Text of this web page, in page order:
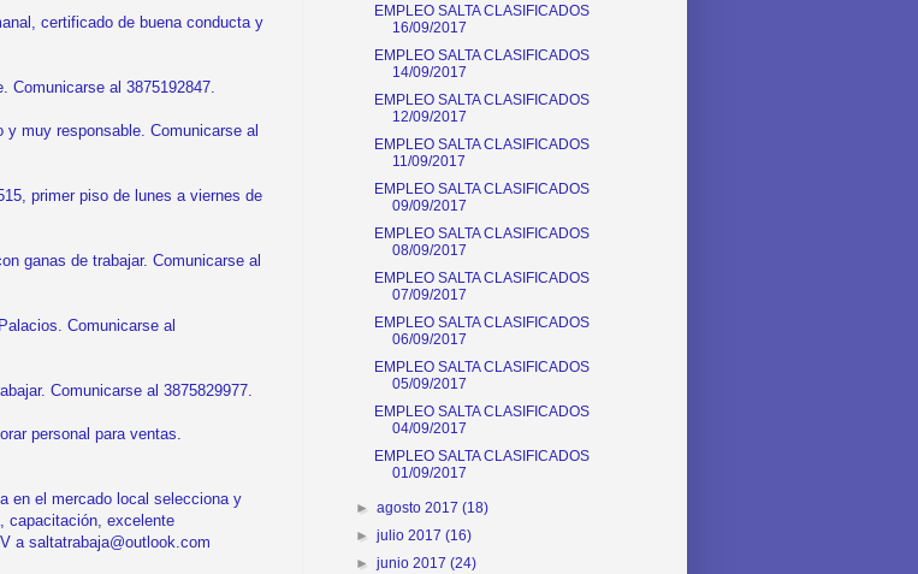
certificado de buena conducta y
Comunicarse al 3875192847.
muy responsable. Comunicarse al
primer piso de lunes a viernes de
ganas de trabajar. Comunicarse al
Comunicarse al
Comunicarse al 3875829977.
personal para ventas.
en el mercado local selecciona y
capacitación, excelente
a saltatrabaja@outlook.com
EMPLEO SALTA CLASIFICADOS
16/09/2017
EMPLEO SALTA CLASIFICADOS
14/09/2017
EMPLEO SALTA CLASIFICADOS
12/09/2017
EMPLEO SALTA CLASIFICADOS
11/09/2017
EMPLEO SALTA CLASIFICADOS
09/09/2017
EMPLEO SALTA CLASIFICADOS
08/09/2017
EMPLEO SALTA CLASIFICADOS
07/09/2017
EMPLEO SALTA CLASIFICADOS
06/09/2017
EMPLEO SALTA CLASIFICADOS
05/09/2017
EMPLEO SALTA CLASIFICADOS
04/09/2017
EMPLEO SALTA CLASIFICADOS
01/09/2017
►agosto 2017(18)
►julio 2017(16)
►junio 2017(24)